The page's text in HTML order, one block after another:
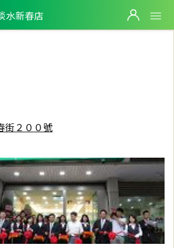
水新春店
信義房屋淡水新春店
街２００號